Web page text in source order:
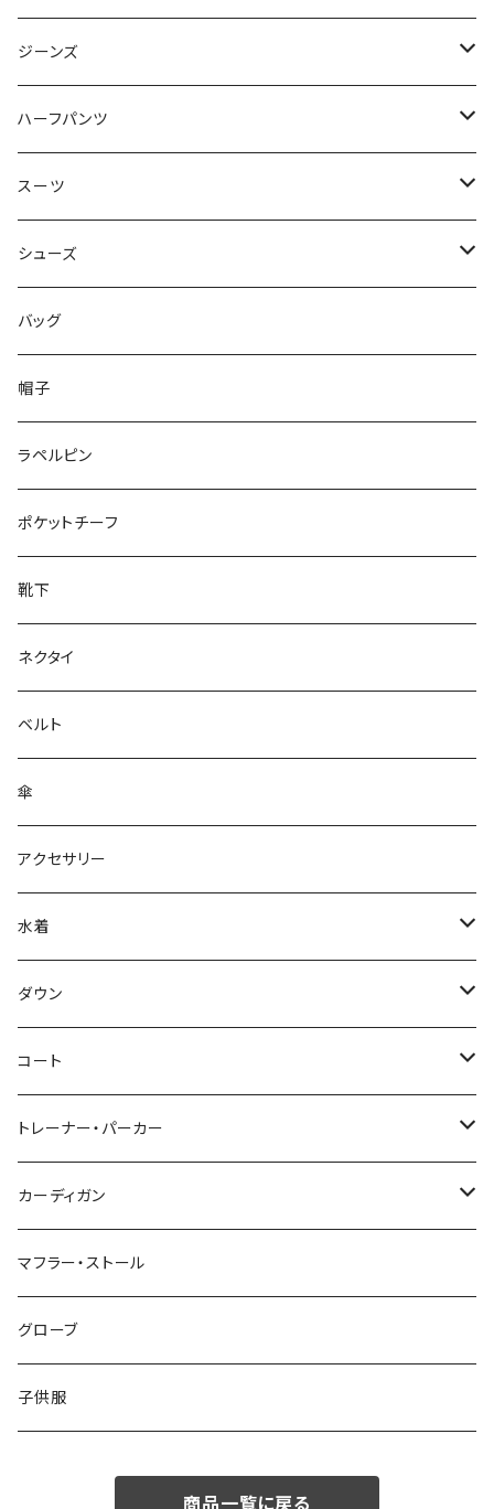
50/XL～
48/L
50/XL～
46/M
48/L
50/XL～
～44/S
46/M
48/L
50/XL～
ジーンズ
～44/S
46/M
48/L
50/XL～
ハーフパンツ
～44/S
46/M
48/L
50/XL～
スーツ
～44/S
46/M
48/L
50/XL～
シューズ
～25.5cm
26cm～
27cm～
28cm～
バッグ
帽子
ラペルピン
ポケットチーフ
靴下
ネクタイ
ベルト
傘
アクセサリー
水着
～44/S
46/M
48/L
50/XL～
ダウン
～44/S
46/M
48/L
50/XL～
コート
～44/S
46/M
48/L
50/XL～
トレーナー・パーカー
～44/S
46/M
48/L
50/XL～
カーディガン
～44/S
46/M
48/L
マフラー・ストール
グローブ
子供服
商品一覧に戻る